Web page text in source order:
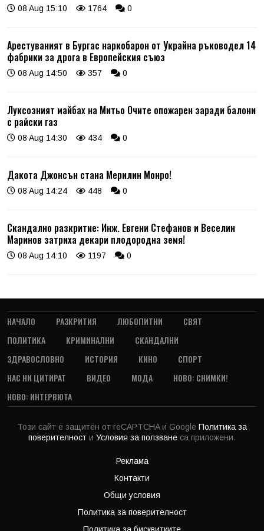
08 Aug 15:10 1764 0
Арестуваният в Бургас наркобарон от Украйна ръководел 14
фабрики за дрога в Европейския съюз
08 Aug 14:50 357 0
Луксозният майбах на Митьо Очите опожарен заради балони
с райски газ
08 Aug 14:30 434 0
Дакота Джонсън стана Мерилин Монро!
08 Aug 14:24 448 0
Скандално разкритие: Инж. Евгени Стефанов и Веселин
Маринов затриха декари плодородна земя!
08 Aug 14:10 1197 0
НАЧАЛО РАЗКРИТИЯ ЛЮБОПИТНИ
СВЯТ
ПОЛИТИКА
КРИМИНАЛНИ
СКАНДАЛНИ
ЗДРАВОСЛОВНО
ИСТОРИЯ КИНО
СПОРТ
НАС НИ ЦИТИРАТ
ВИДЕО МОДА
НОВО: СНИМКИ!
НОВО: ИНТЕРВЮТА
Този сайт е защитен от reCAPTCHA и Google Политика за
поверителност и Условия за ползване са приложени.
Реклама
Контакти
Общи условия
Политика за поверителност
Политика за бисквитките